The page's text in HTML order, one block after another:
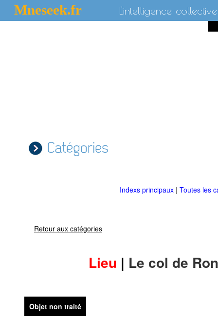
Mneseek.fr L'intelligence collective
Catégories
Indexs principaux | Toutes les
Retour aux catégories
Lieu | Le col de
Objet non traité